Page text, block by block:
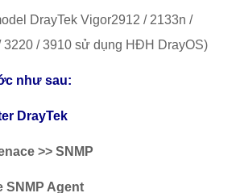
DrayTek Vigor2912 / 2133n /
3220 / 3910 sử dụng HĐH DrayOS)
như sau:
DrayTek
>> SNMP
SNMP Agent